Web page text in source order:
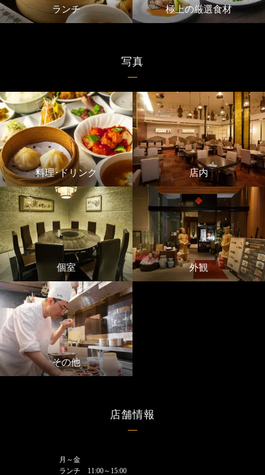
ランチ 極上の厳選食材
写真
料理･ドリンク 店内
個室 外観
その他
店舗情報
月～金
ランチ 11:00～15:00